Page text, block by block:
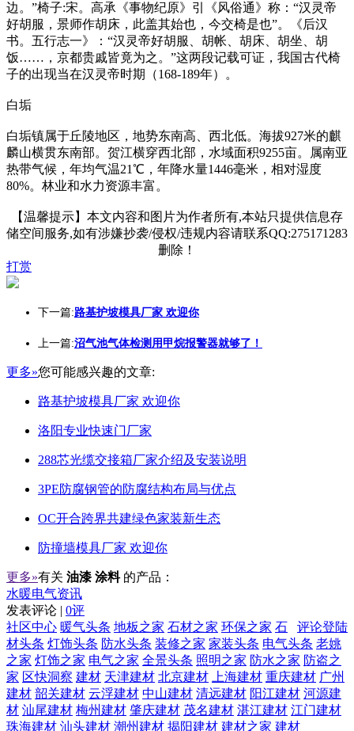
边。”椅子:宋。高承《事物纪原》引《风俗通》称：“汉灵帝
好胡服，景师作胡床，此盖其始也，今交椅是也”。《后汉
书。五行志一》：“汉灵帝好胡服、胡帐、胡床、胡坐、胡
饭……，京都贵戚皆竟为之。”这两段记载可证，我国古代椅
子的出现当在汉灵帝时期（168-189年）。
白垢
白垢镇属于丘陵地区，地势东南高、西北低。海拔927米的麒
麟山横贯东南部。贺江横穿西北部，水域面积9255亩。属南亚
热带气候，年均气温21℃，年降水量1446毫米，相对湿度
80%。林业和水力资源丰富。
【温馨提示】本文内容和图片为作者所有,本站只提供信息存
储空间服务,如有涉嫌抄袭/侵权/违规内容请联系QQ:275171283
删除！
打赏
下一篇:路基护坡模具厂家 欢迎你
上一篇:沼气池气体检测用甲烷报警器就够了！
更多»您可能感兴趣的文章:
路基护坡模具厂家 欢迎你
洛阳专业快速门厂家
288芯光缆交接箱厂家介绍及安装说明
3PE防腐钢管的防腐结构布局与优点
OC开合跨界共建绿色家装新生态
防撞墙模具厂家 欢迎你
更多»有关 油漆 涂料 的产品：
水暖电气资讯
发表评论 | 0评
评论登陆
社区中心 暖气头条 地板之家 石材之家 环保之家 石
材头条 灯饰头条 防水头条 装修之家 家装头条 电气头条 老姚
之家 灯饰之家 电气之家 全景头条 照明之家 防水之家 防盗之
家 区快洞察 建材 天津建材 北京建材 上海建材 重庆建材 广州
建材 韶关建材 云浮建材 中山建材 清远建材 阳江建材 河源建
材 汕尾建材 梅州建材 肇庆建材 茂名建材 湛江建材 江门建材
珠海建材 汕头建材 潮州建材 揭阳建材 建材之家 建材